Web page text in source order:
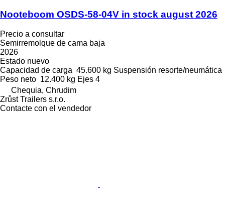
Nooteboom OSDS-58-04V in stock august 2026
Precio a consultar
Semirremolque de cama baja
2026
Estado nuevo
Capacidad de carga 45.600 kg Suspensión resorte/neumática
Peso neto 12.400 kg Ejes 4
Chequia, Chrudim
Zrůst Trailers s.r.o.
Contacte con el vendedor